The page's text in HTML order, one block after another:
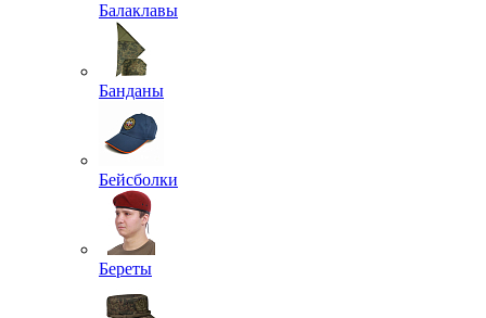
Балаклавы
Банданы
Бейсболки
Береты